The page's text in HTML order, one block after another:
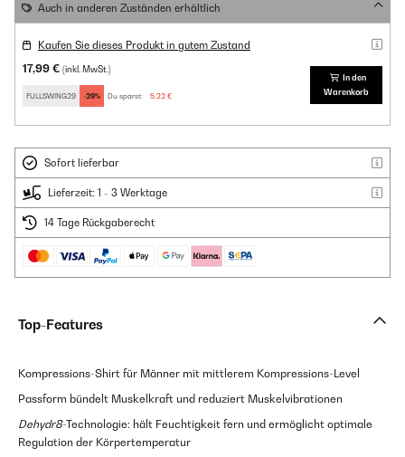
Auch in anderen Zuständen erhältlich
Kaufen Sie dieses Produkt in gutem Zustand
17,99 € (inkl. MwSt.)
FULLSWING29 -29% Du sparst: 5,22 €
In den
Warenkorb
Sofort lieferbar
Lieferzeit: 1 - 3 Werktage
14 Tage Rückgaberecht
Top-Features
Kompressions-Shirt für Männer mit mittlerem Kompressions-Level
Passform bündelt Muskelkraft und reduziert Muskelvibrationen
Dehydr8-Technologie: hält Feuchtigkeit fern und ermöglicht optimale
Regulation der Körpertemperatur